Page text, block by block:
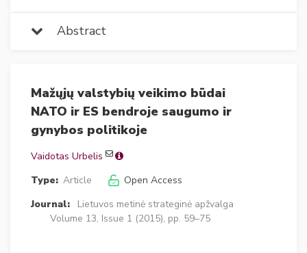
Abstract
Mažųjų valstybių veikimo būdai
NATO ir ES bendroje saugumo ir
gynybos politikoje
Vaidotas Urbelis
Type: Article
Open Access
Journal:
Lietuvos metinė strateginė apžvalga
Volume 13, Issue 1 (2015), pp. 59–75